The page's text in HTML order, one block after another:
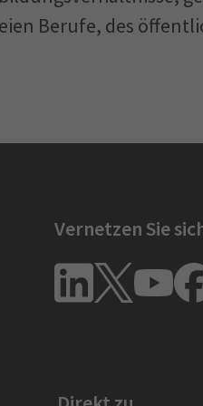
Berufe, des
Vernetzen Sie